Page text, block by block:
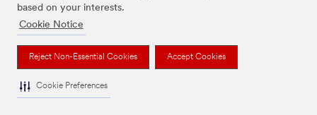
based on your interests.
Cookie Notice
Reject Non-Essential Cookies Accept Cookies
Cookie Preferences